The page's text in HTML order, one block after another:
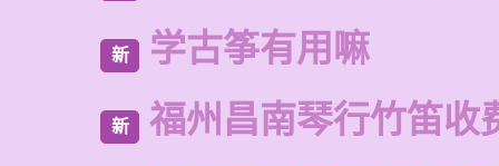
新 学古筝有用嘛
新 福州昌南琴行竹笛收